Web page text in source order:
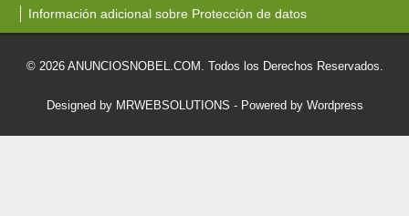
Información adicional sobre Protección de datos
© 2026 ANUNCIOSNOBEL.COM. Todos los Derechos Reservados.
Designed by MRWEBSOLUTIONS - Powered by Wordpress